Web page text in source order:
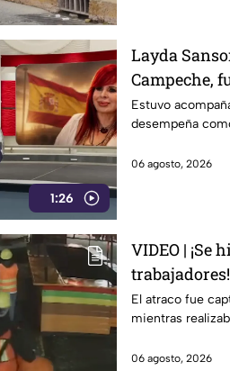
1:26
Layda
Campeche,
primera
Estuvo
desempeña
06 agosto, 2026
VIDEO | ¡Se
sustraen
El atraco fue
mientras
06 agosto, 2026